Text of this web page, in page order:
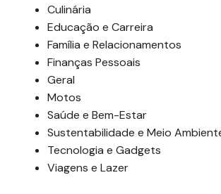
Culinária
Educação e Carreira
Família e Relacionamentos
Finanças Pessoais
Geral
Motos
Saúde e Bem-Estar
Sustentabilidade e Meio
Tecnologia e Gadgets
Viagens e Lazer